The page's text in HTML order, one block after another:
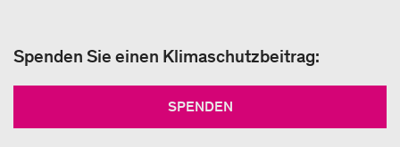
Spenden Sie einen Klimaschutzbeitrag:
SPENDEN